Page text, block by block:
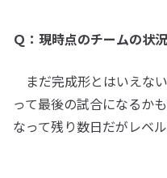
Ｑ：現時点のチームの状
まだ完成形とはいえな
って最後の試合になるか
なって残り数日だがレベ